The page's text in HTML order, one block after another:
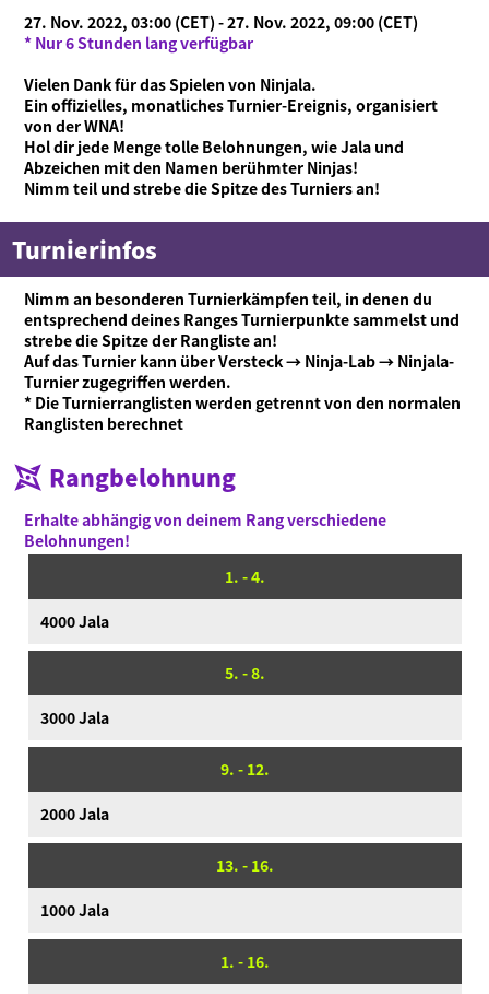
Was ist Ninjala?
Saison-Informationen
Videos
Produktinformationen
27. Nov. 2022, 03:00 (CET) - 27. Nov. 2022, 09:00 (CET)
* Nur 6 Stunden lang verfügbar
Vielen Dank für das Spielen von Ninjala.
Ein offizielles, monatliches Turnier-Ereignis, organisiert
von der WNA!
Hol dir jede Menge tolle Belohnungen, wie Jala und
Abzeichen mit den Namen berühmter Ninjas!
Nimm teil und strebe die Spitze des Turniers an!
Turnierinfos
Nimm an besonderen Turnierkämpfen teil, in denen du
entsprechend deines Ranges Turnierpunkte sammelst und
strebe die Spitze der Rangliste an!
Auf das Turnier kann über Versteck → Ninja-Lab → Ninjala-
Turnier zugegriffen werden.
* Die Turnierranglisten werden getrennt von den normalen
Ranglisten berechnet
Rangbelohnung
Erhalte abhängig von deinem Rang verschiedene
Belohnungen!
1. - 4.
4000 Jala
5. - 8.
3000 Jala
9. - 12.
2000 Jala
13. - 16.
1000 Jala
1. - 16.